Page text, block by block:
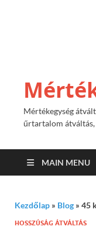
Mértékegység
űrtartalom
MAIN MENU
Kezdőlap » Blog » 45
HOSSZÚSÁG ÁTVÁLTÁS